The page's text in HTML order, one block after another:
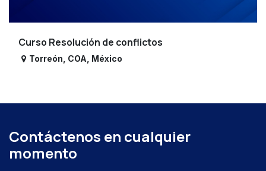
Curso Resolución de conflictos
Torreón COA México
Contáctenos en cualquier
momento